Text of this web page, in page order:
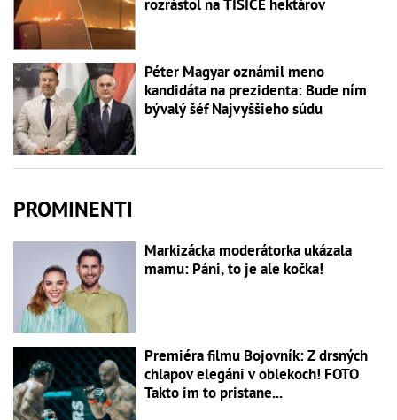
rozrástol na TISÍCE hektárov
Péter Magyar oznámil meno
kandidáta na prezidenta: Bude ním
bývalý šéf Najvyššieho súdu
PROMINENTI
Markizácka moderátorka ukázala
mamu: Páni, to je ale kočka!
Premiéra filmu Bojovník: Z drsných
chlapov elegáni v oblekoch! FOTO
Takto im to pristane...